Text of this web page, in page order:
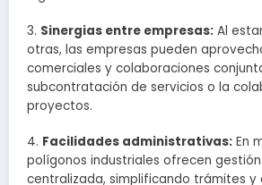
3. Sinergias entre empresas: Al
otras, las empresas pueden
comerciales y colaboraciones
subcontratación de servicios o la
proyectos.
4. Facilidades administrativas: En
polígonos industriales ofrecen
centralizada, simplificando trámites y